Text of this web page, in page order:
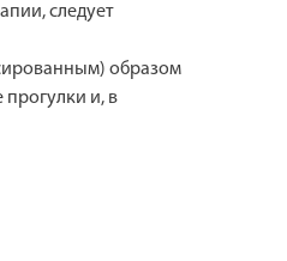
следует
образом
и, в